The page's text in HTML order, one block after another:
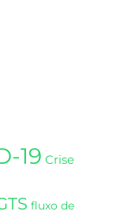
19 Crise
fluxo de